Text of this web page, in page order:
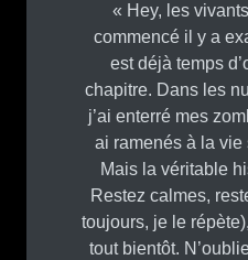
« Hey, les
commencé il y a
est déjà temps
chapitre. Dans les
j’ai enterré mes
ai ramenés à la
Mais la véritable
Restez calmes,
toujours, je le
tout bientôt.